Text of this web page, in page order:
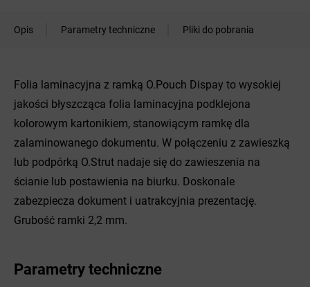
Opis Parametry techniczne Pliki do pobrania
Folia laminacyjna z ramką O.Pouch Dispay to wysokiej
jakości błyszcząca folia laminacyjna podklejona
kolorowym kartonikiem, stanowiącym ramkę dla
zalaminowanego dokumentu. W połączeniu z zawieszką
lub podpórką O.Strut nadaje się do zawieszenia na
ścianie lub postawienia na biurku. Doskonale
zabezpiecza dokument i uatrakcyjnia prezentację.
Grubość ramki 2,2 mm.
Parametry techniczne